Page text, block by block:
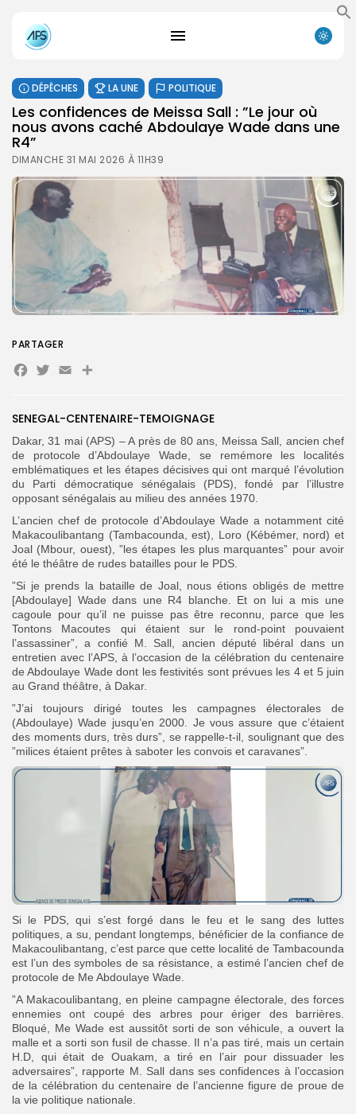
for:
Button
FR
DÉPÊCHES LA UNE POLITIQUE
Les confidences de Meissa Sall : ”Le jour où
nous avons caché Abdoulaye Wade dans une
R4”
DIMANCHE 31 MAI 2026 À 11H39
SENEGAL-CENTENAIRE-TEMOIGNAGE
Dakar, 31 mai (APS) – A près de 80 ans, Meissa Sall, ancien chef
de protocole d’Abdoulaye Wade, se remémore les localités
emblématiques et les étapes décisives qui ont marqué l’évolution
du Parti démocratique sénégalais (PDS), fondé par l’illustre
opposant sénégalais au milieu des années 1970.
L’ancien chef de protocole d’Abdoulaye Wade a notamment cité
Makacoulibantang (Tambacounda, est), Loro (Kébémer, nord) et
Joal (Mbour, ouest), ”les étapes les plus marquantes” pour avoir
été le théâtre de rudes batailles pour le PDS.
”Si je prends la bataille de Joal, nous étions obligés de mettre
[Abdoulaye] Wade dans une R4 blanche. Et on lui a mis une
cagoule pour qu’il ne puisse pas être reconnu, parce que les
Tontons Macoutes qui étaient sur le rond-point pouvaient
l’assassiner”, a confié M. Sall, ancien député libéral dans un
entretien avec l’APS, à l’occasion de la célébration du centenaire
de Abdoulaye Wade dont les festivités sont prévues les 4 et 5 juin
au Grand théâtre, à Dakar.
”J’ai toujours dirigé toutes les campagnes électorales de
(Abdoulaye) Wade jusqu’en 2000. Je vous assure que c’étaient
des moments durs, très durs”, se rappelle-t-il, soulignant que des
”milices étaient prêtes à saboter les convois et caravanes”.
Si le PDS, qui s’est forgé dans le feu et le sang des luttes
politiques, a su, pendant longtemps, bénéficier de la confiance de
Makacoulibantang, c’est parce que cette localité de Tambacounda
est l’un des symboles de sa résistance, a estimé l’ancien chef de
protocole de Me Abdoulaye Wade.
”A Makacoulibantang, en pleine campagne électorale, des forces
ennemies ont coupé des arbres pour ériger des barrières.
Bloqué, Me Wade est aussitôt sorti de son véhicule, a ouvert la
malle et a sorti son fusil de chasse. Il n’a pas tiré, mais un certain
H.D, qui était de Ouakam, a tiré en l’air pour dissuader les
adversaires”, rapporte M. Sall dans ses confidences à l’occasion
de la célébration du centenaire de l’ancienne figure de proue de
la vie politique nationale.
PARTAGER
Facebook
Twitter
EmailPartager